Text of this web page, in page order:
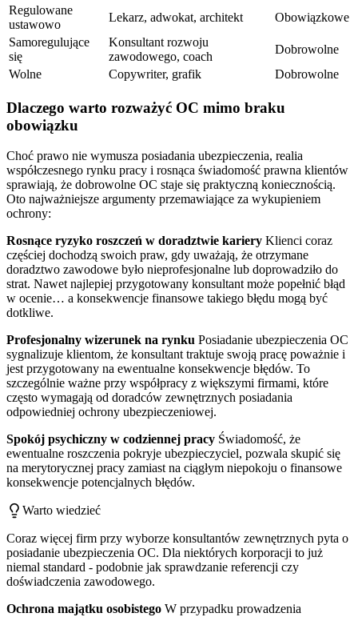
Regulowane
ustawowo
Lekarz, adwokat, architekt
Obowiązkowe
Samoregulujące
się
Konsultant rozwoju
zawodowego, coach
Dobrowolne
Wolne
Copywriter, grafik Dobrowolne
Dlaczego warto rozważyć OC mimo braku
obowiązku
Choć prawo nie wymusza posiadania ubezpieczenia, realia
współczesnego rynku pracy i rosnąca świadomość prawna klientów
sprawiają, że dobrowolne OC staje się praktyczną koniecznością.
Oto najważniejsze argumenty przemawiające za wykupieniem
ochrony:
Rosnące ryzyko roszczeń w doradztwie kariery Klienci coraz
częściej dochodzą swoich praw, gdy uważają, że otrzymane
doradztwo zawodowe było nieprofesjonalne lub doprowadziło do
strat. Nawet najlepiej przygotowany konsultant może popełnić błąd
w ocenie… a konsekwencje finansowe takiego błędu mogą być
dotkliwe.
Profesjonalny wizerunek na rynku Posiadanie ubezpieczenia OC
sygnalizuje klientom, że konsultant traktuje swoją pracę poważnie i
jest przygotowany na ewentualne konsekwencje błędów. To
szczególnie ważne przy współpracy z większymi firmami, które
często wymagają od doradców zewnętrznych posiadania
odpowiedniej ochrony ubezpieczeniowej.
Spokój psychiczny w codziennej pracy Świadomość, że
ewentualne roszczenia pokryje ubezpieczyciel, pozwala skupić się
na merytorycznej pracy zamiast na ciągłym niepokoju o finansowe
konsekwencje potencjalnych błędów.
Warto wiedzieć
Coraz więcej firm przy wyborze konsultantów zewnętrznych pyta o
posiadanie ubezpieczenia OC. Dla niektórych korporacji to już
niemal standard - podobnie jak sprawdzanie referencji czy
doświadczenia zawodowego.
Ochrona majątku osobistego W przypadku prowadzenia